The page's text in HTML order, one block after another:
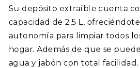
Su depósito extraíble cuenta
capacidad de 2,5 L,
autonomía para limpiar todos
hogar. Además de que se
agua y jabón con total facilidad.